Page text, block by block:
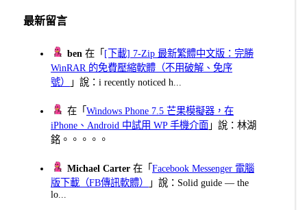
最新留言
ben 在「 [下載] 7-Zip 最新繁體中文版：完勝
WinRAR 的免費壓縮軟體（不用破解、免序
號）
」說：i recently noticed h...
在「Windows Phone 7.5 芒果模擬器，在
iPhone、Android 中試用 WP 手機介面 」說：林湖
銘。。。。。
Michael Carter 在「Facebook Messenger 電腦
版下載（FB傳訊軟體）
」說：Solid guide — the
lo...